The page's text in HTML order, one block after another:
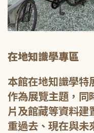
在地知識學專區
本館在地知識學特
作為展覽主題，同
片及館藏等資料建
重過去、現在與未